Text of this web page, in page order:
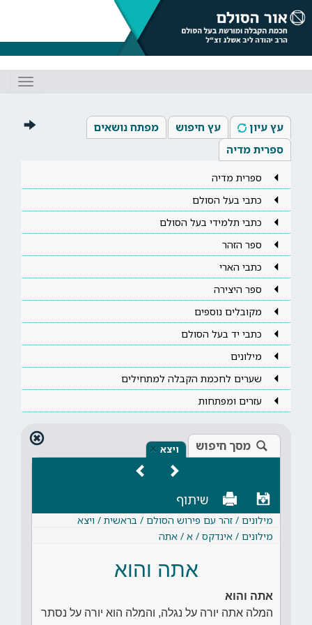
עץ עיון עץ חיפוש
מפתח נושאים
ספרית מדיה
ספרית מדיה
כתבי בעל הסולם
כתבי תלמידי בעל הסולם
ספר הזהר
כתבי הארי
ספר היצירה
מקובלים נוספים
כתבי יד בעל הסולם
מילונים
שערים לחכמת הקבלה למתחילים
עזרים ומפתחות
מסך חיפוש ויצא ×
שיתוף
מילונים / זהר עם פירוש הסולם / בראשית / ויצא
מילונים / אינדקס / א / אתה
אתה והוא
אתה והוא
המלה אתה יורה על נגלה, והמלה הוא יורה על נסתר